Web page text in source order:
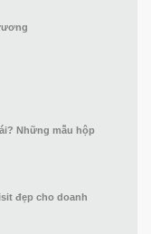
Những mẫu hộp
đẹp cho doanh